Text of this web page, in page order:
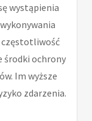
wystąpienia
częstotliwość
środki ochrony
Im wyższe
zdarzenia.